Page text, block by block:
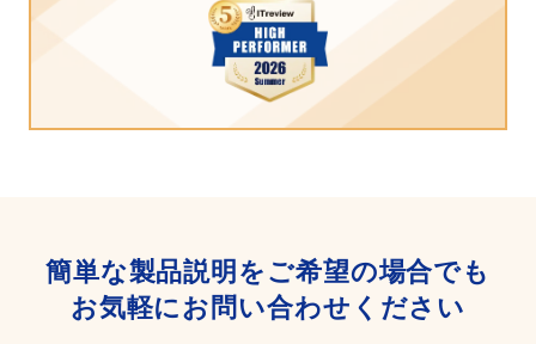
簡単な製品説明をご希望の場合でも
お気軽にお問い合わせください